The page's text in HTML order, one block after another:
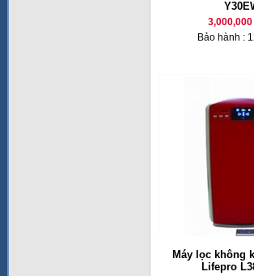
Bảo hành :
Máy lọc không
Lifepro